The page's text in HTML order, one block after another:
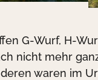
G-Wurf, H-
nicht mehr
waren im